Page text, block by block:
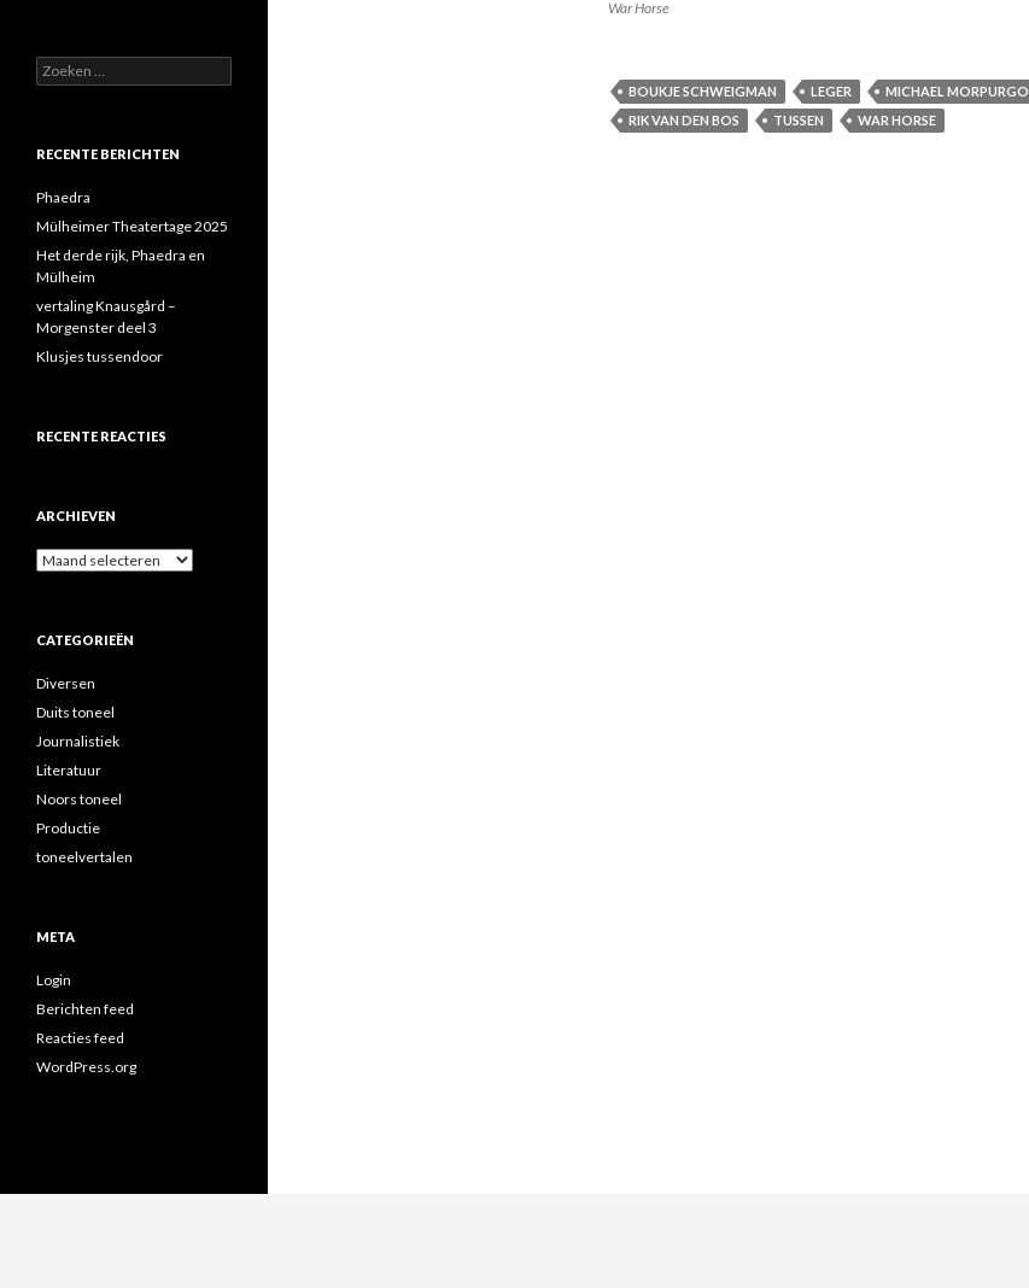
War Horse
BOUKJE SCHWEIGMAN LEGER
MICHAEL MORPURGO
RIK VAN DEN BOS
TUSSEN WAR HORSE
Zoeken
naar:
RECENTE BERICHTEN
Phaedra
Mülheimer Theatertage 2025
Het derde rijk, Phaedra en
Mülheim
vertaling Knausgård –
Morgenster deel 3
Klusjes tussendoor
RECENTE REACTIES
ARCHIEVEN
Archieven
CATEGORIEËN
Diversen
Duits toneel
Journalistiek
Literatuur
Noors toneel
Productie
toneelvertalen
META
Login
Berichten feed
Reacties feed
WordPress.org